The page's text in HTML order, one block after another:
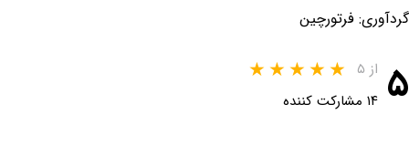
گردآوری: فرتورچین
۵ از ۵
۱۴ مشارکت کننده